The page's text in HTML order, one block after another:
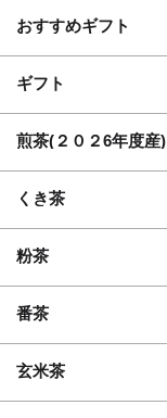
おすすめギフト
ギフト
煎茶(２０２6年度産)
くき茶
粉茶
番茶
玄米茶